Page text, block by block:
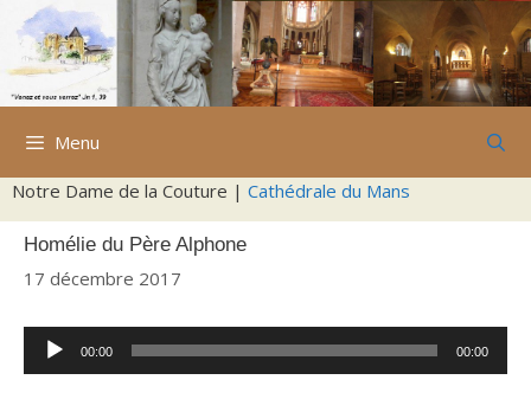
Aller
contenu
Menu
Notre Dame de la Couture | Cathédrale du Mans
Homélie du Père Alphone
17 décembre 2017
Lecteur
audio
00:00 00:00